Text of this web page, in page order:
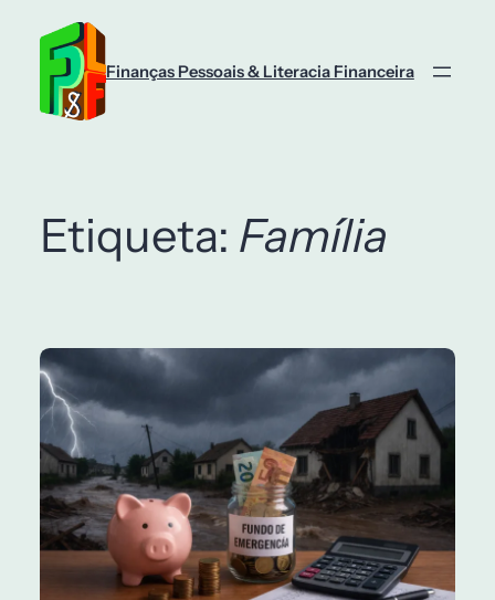
conteúdo
Finanças Pessoais & Literacia Financeira
Etiqueta: Família